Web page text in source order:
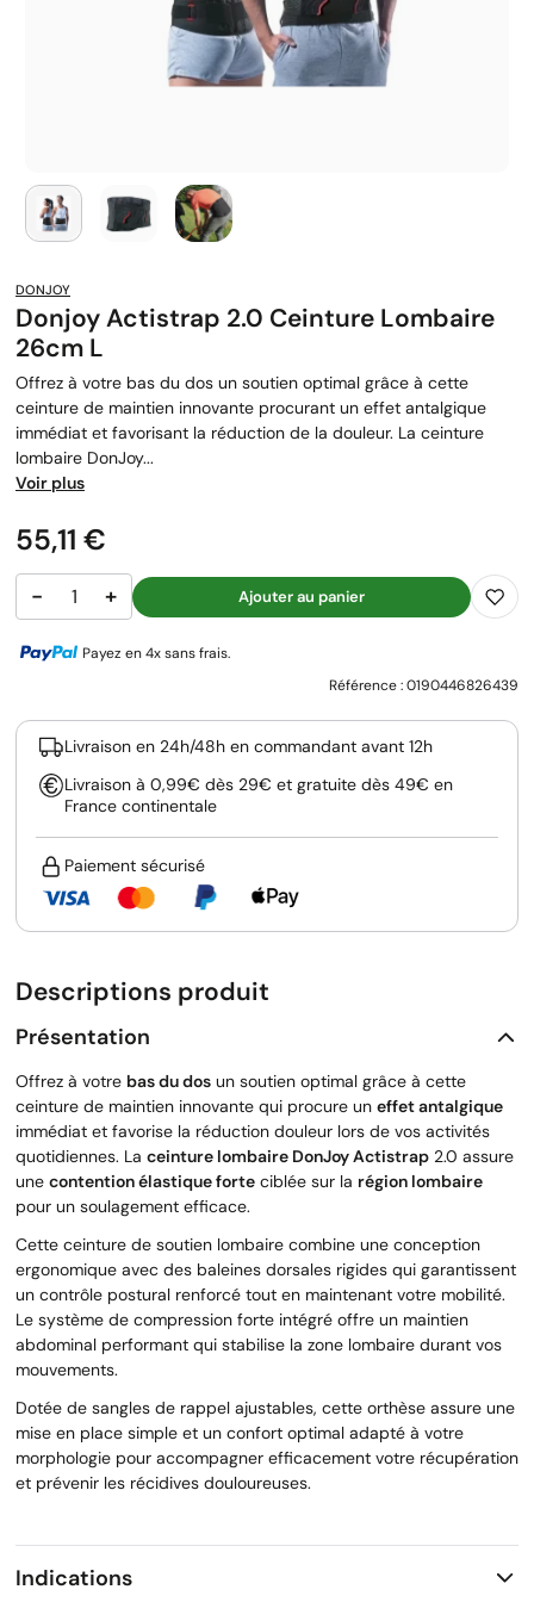
DONJOY
Donjoy Actistrap 2.0 Ceinture Lombaire
26cm L
Offrez à votre bas du dos un soutien optimal grâce à cette
ceinture de maintien innovante procurant un effet antalgique
immédiat et favorisant la réduction de la douleur. La ceinture
lombaire DonJoy...
Voir plus
Prix
55,11 €
− + Ajouter au panier
Payez en 4x sans frais.
Référence :0190446826439
Livraison en 24h/48h en commandant avant 12h
Livraison à 0,99€ dès 29€ et gratuite dès 49€ en
France continentale
Paiement sécurisé
Descriptions produit
Présentation
Offrez à votre bas du dos un soutien optimal grâce à cette
ceinture de maintien innovante qui procure un effet antalgique
immédiat et favorise la réduction douleur lors de vos activités
quotidiennes. La ceinture lombaire DonJoy Actistrap 2.0 assure
une contention élastique forte ciblée sur la région lombaire
pour un soulagement efficace.
Cette ceinture de soutien lombaire combine une conception
ergonomique avec des baleines dorsales rigides qui garantissent
un contrôle postural renforcé tout en maintenant votre mobilité.
Le système de compression forte intégré offre un maintien
abdominal performant qui stabilise la zone lombaire durant vos
mouvements.
Dotée de sangles de rappel ajustables, cette orthèse assure une
mise en place simple et un confort optimal adapté à votre
morphologie pour accompagner efficacement votre récupération
et prévenir les récidives douloureuses.
Indications